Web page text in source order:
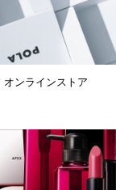
オンラインストア